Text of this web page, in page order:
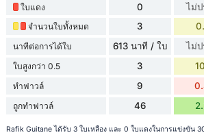
ใบแดง 0 ไม่ป
จำนวนใบทั้งหมด 3
นาทีต่อการได้ใบ 613 นาที / ใบ ไม่ป
ใบสูงกว่า 0.5 3
ทำฟาวล์ 9
ถูกทำฟาวล์ 46
Rafik Guitane ได้รับ 3 ใบเหลือง และ 0 ใบแดงในการแข่งขัน